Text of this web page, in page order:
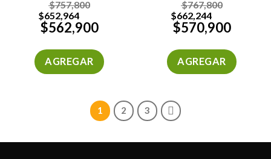
$757,800
$652,964
$562,900
AGREGAR
$767,800
$662,244
$570,900
AGREGAR
1 2 3